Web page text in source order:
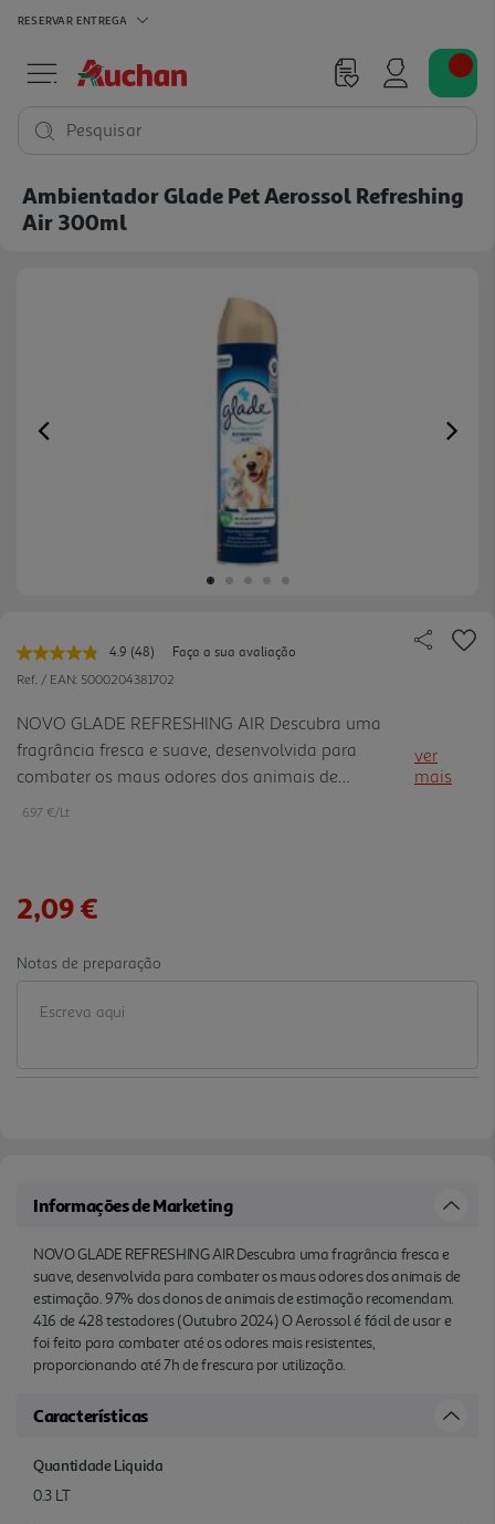
RESERVAR ENTREGA
Pesquisar
Ambientador Glade Pet Aerossol Refreshing
Air 300ml
Previous
4.9 Leu
48
Link
para
a
mesma
página.
(48)
Faça a sua avaliação
Ref. / EAN: 5000204381702
NOVO GLADE REFRESHING AIR Descubra uma
fragrância fresca e suave, desenvolvida para
combater os maus odores dos animais de
estimação. 97% dos donos de animais de
proporcionando até 7h de frescura por utilização.
ver
mais
6.97 €/Lt
2,09 €
Notas de preparação
Informações de Marketing
NOVO GLADE REFRESHING AIR Descubra uma fragrância fresca e
suave, desenvolvida para combater os maus odores dos animais de
estimação. 97% dos donos de animais de estimação recomendam.
416 de 428 testadores (Outubro 2024) O Aerossol é fácil de usar e
foi feito para combater até os odores mais resistentes,
proporcionando até 7h de frescura por utilização.
Características
Quantidade Liquida
0.3 LT